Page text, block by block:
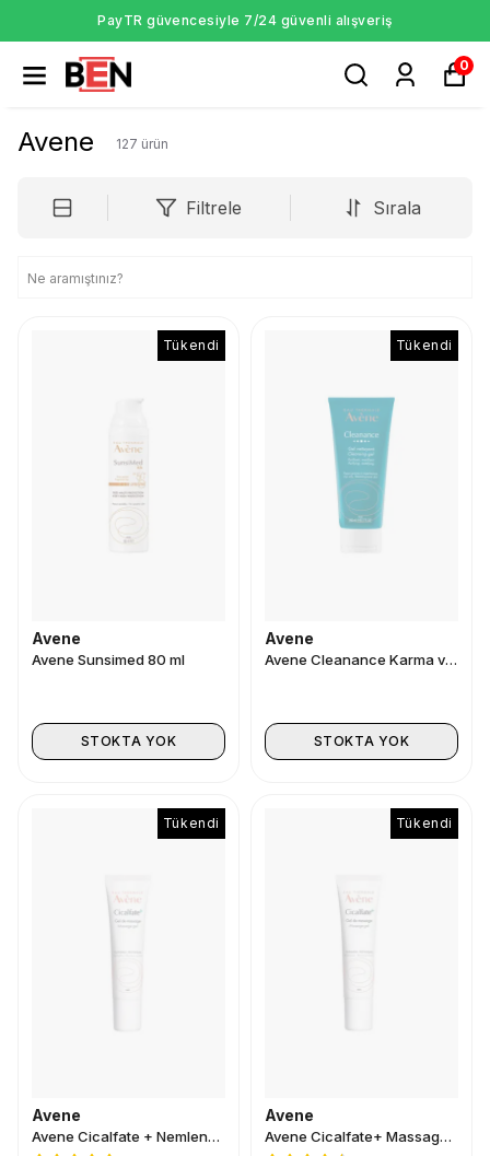
PayTR güvencesiyle 7/24 güvenli alışveriş
0
Avene 127 ürün
Filtrele Sırala
Tükendi
Avene
Avene Sunsimed 80 ml
STOKTA YOK
Tükendi
Avene
Avene Cleanance Karma ve Yağlı Ciltler İçin Temizleme Jeli 200 ml
STOKTA YOK
Tükendi
Avene
Avene Cicalfate + Nemlendirici Masaj Jeli 30 ml
Tükendi
Avene
Avene Cicalfate+ Massage Gel 30 ml